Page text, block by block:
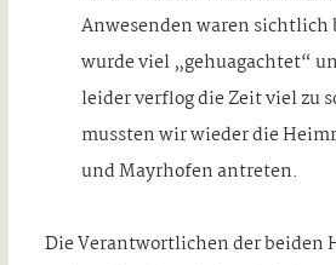
Anwesenden waren sichtlich
wurde viel „gehuagachtet“
leider verflog die Zeit viel zu
mussten wir wieder die
und Mayrhofen antreten.
Die Verantwortlichen der beiden